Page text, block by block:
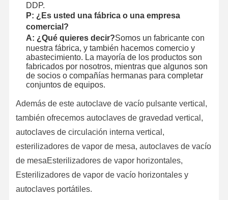
DDP.
P: ¿Es usted una fábrica o una empresa
comercial?
A: ¿Qué quieres decir?Somos un fabricante con
nuestra fábrica, y también hacemos comercio y
abastecimiento. La mayoría de los productos son
fabricados por nosotros, mientras que algunos son
de socios o compañías hermanas para completar
conjuntos de equipos.
Además de este autoclave de vacío pulsante vertical,
también ofrecemos autoclaves de gravedad vertical,
autoclaves de circulación interna vertical,
esterilizadores de vapor de mesa, autoclaves de vacío
de mesaEsterilizadores de vapor horizontales,
Esterilizadores de vapor de vacío horizontales y
autoclaves portátiles.